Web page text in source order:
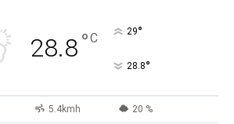
28.8°C 29°
28.8°
5.4kmh 20 %